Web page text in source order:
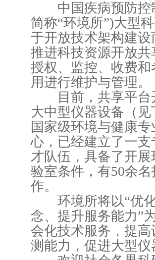
中国疾病预防控
简称“环境所”)大型
于开放技术架构建
推进科技资源开放
授权、监控、收费
用进行维护与管理。
目前，共享平台
大中型仪器设备（
国家级环境与健康
心，已经建立了一
才队伍，具备了开
验室条件，有50余
作。
环境所将以“优化
念、提升服务能力”
会化技术服务，提
测能力，促进大型